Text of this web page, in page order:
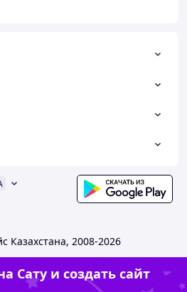
Казахстана, 2008-2026
Сату и создать сайт